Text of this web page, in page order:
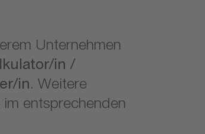
Unternehmen
in /
in. Weitere
entsprechenden